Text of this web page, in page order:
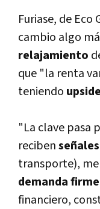
Furiase, de Eco
cambio algo
relajamiento
que "la renta
teniendo upside
"La clave pasa
reciben
transporte),
demanda firme
financiero,